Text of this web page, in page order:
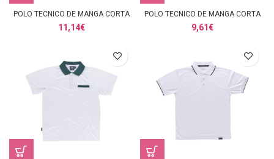
POLO TECNICO DE MANGA CORTA
11,14€
POLO TECNICO DE MANGA CORTA
9,61€